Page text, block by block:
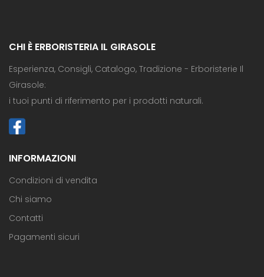
CHI È ERBORISTERIA IL GIRASOLE
Esperienza, Consigli, Catalogo, Tradizione - Erboristerie Il
Girasole:
i tuoi punti di riferimento per i prodotti naturali.
INFORMAZIONI
Condizioni di vendita
Chi siamo
Contatti
Pagamenti sicuri